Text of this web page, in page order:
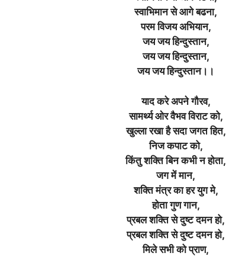
स्वाभिमान से आगे बढना,
परम विजय अभियान,
जय जय हिन्दुस्तान,
जय जय हिन्दुस्तान,
जय जय हिन्दुस्तान।।
याद करे अपने गौरव,
सामर्थ्य ओर वैभव विराट को,
खुल्ला रखा है सदा जगत हित,
निज कपाट को,
किंतु शक्ति बिन कभी न होता,
जग में मान,
शक्ति मंत्र का हर युग मे,
होता गुण गान,
प्रबल शक्ति से दुष्ट दमन हो,
प्रबल शक्ति से दुष्ट दमन हो,
मिले सभी को प्राण,